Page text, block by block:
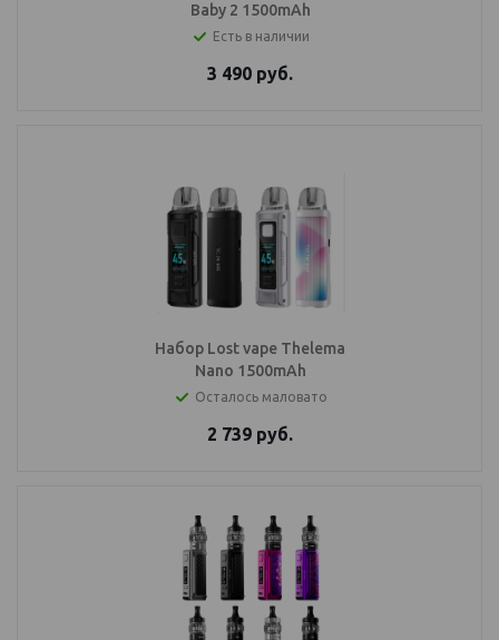
Baby 2 1500mAh
Есть в наличии
3 490 руб.
Набор Lost vape Thelema
Nano 1500mAh
Осталось маловато
2 739 руб.